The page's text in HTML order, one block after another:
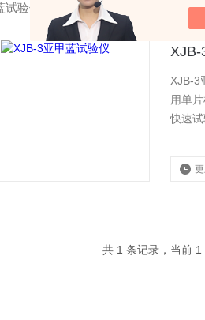
试验仪（石粉含量测定仪）
XJB-
XJB-3
用单
快速试
共 1 条记录，当前